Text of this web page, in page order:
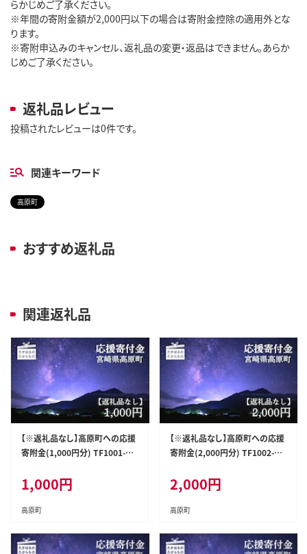
らかじめご了承ください。
※年間の寄附金額が2,000円以下の場合は寄附金控除の適用外とな
ります。
※寄附申込みのキャンセル、返礼品の変更・返品はできません。あらか
じめご了承ください。
返礼品レビュー
投稿されたレビューは0件です。
関連キーワード
高原町
おすすめ返礼品
関連返礼品
【※返礼品なし】高原町への応援
寄附金(1,000円分) TF1001-P0
1,000円
高原町
【※返礼品なし】高原町への応援
寄附金(2,000円分) TF1002-P0
2,000円
高原町